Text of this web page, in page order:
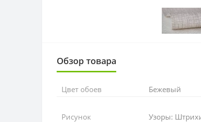
Обзор товара
Цвет обоев Бежевый
Рисунок Узоры: